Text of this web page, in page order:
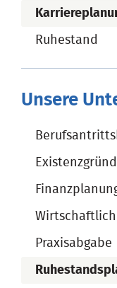
Ruhestand
Unsere
Praxisabgabe